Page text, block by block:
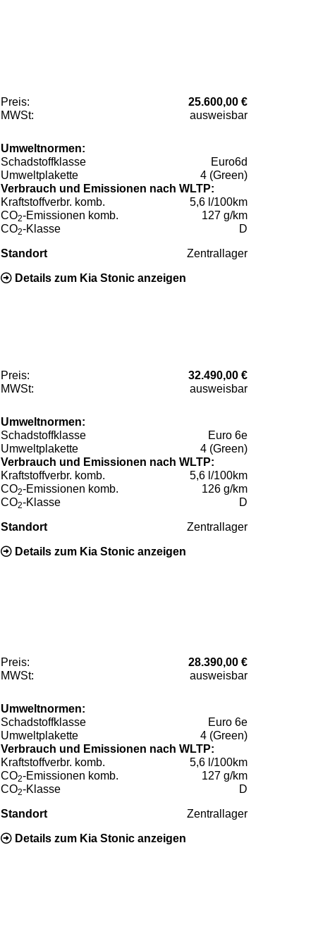
Preis:
25.600,00 €
MWSt:
ausweisbar
Umweltnormen:
Schadstoffklasse
Euro6d
Umweltplakette
4 (Green)
Verbrauch und Emissionen nach WLTP:
Kraftstoffverbr. komb.
5,6 l/100km
CO2-Emissionen komb.
127 g/km
CO2-Klasse D
Standort Zentrallager
Details zum Kia Stonic anzeigen
Preis:
32.490,00 €
MWSt:
ausweisbar
Umweltnormen:
Schadstoffklasse
Euro 6e
Umweltplakette
4 (Green)
Verbrauch und Emissionen nach WLTP:
Kraftstoffverbr. komb.
5,6 l/100km
CO2-Emissionen komb.
126 g/km
CO2-Klasse D
Standort Zentrallager
Details zum Kia Stonic anzeigen
Preis:
28.390,00 €
MWSt:
ausweisbar
Umweltnormen:
Schadstoffklasse
Euro 6e
Umweltplakette
4 (Green)
Verbrauch und Emissionen nach WLTP:
Kraftstoffverbr. komb.
5,6 l/100km
CO2-Emissionen komb.
127 g/km
CO2-Klasse D
Standort Zentrallager
Details zum Kia Stonic anzeigen